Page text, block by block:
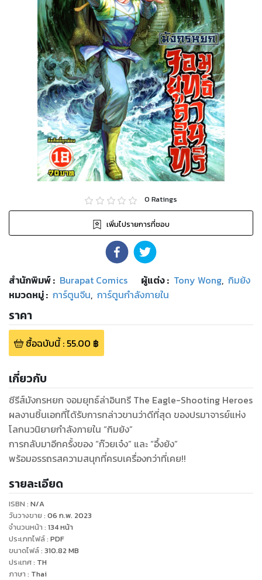
0 Ratings
เพิ่มไปรายการที่ชอบ
สำนักพิมพ์: Burapat Comics ผู้แต่ง : Tony Wong, กิมย้ง
หมวดหมู่: การ์ตูนจีน, การ์ตูนกำลังภายใน
ราคา
ซื้อฉบับนี้: 55.00 ฿
เกี่ยวกับ
ซีรีส์มังกรหยก จอมยุทธ์ล่าอินทรี The Eagle-Shooting Heroes
ผลงานชิ้นเอกที่ได้รับการกล่าวขานว่าดีที่สุด ของปรมาจารย์แห่ง
โลกนวนิยายกำลังภายใน “กิมย้ง”
การกลับมาอีกครั้งของ “ก๊วยเจ๋ง” และ “อึ้งย้ง”
พร้อมอรรถรสความสนุกที่ครบเครื่องกว่าที่เคย!!
รายละเอียด
ISBN : N/A
วันวางขาย : 06 ก.พ. 2023
จำนวนหน้า : 134หน้า
ประเภทไฟล์: PDF
ขนาดไฟล์: 310.82 MB
ประเทศ: TH
ภาษา : Thai